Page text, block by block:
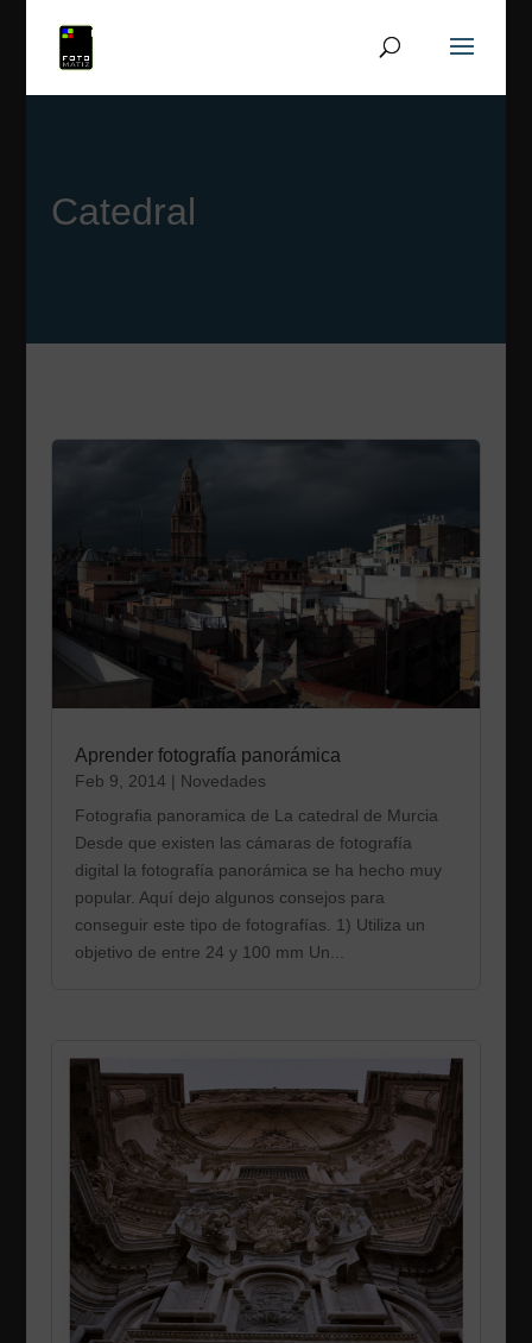
Catedral
Aprender fotografía panorámica
Feb 9, 2014 | Novedades
Fotografia panoramica de La catedral de Murcia
Desde que existen las cámaras de fotografía
digital la fotografía panorámica se ha hecho muy
popular. Aquí dejo algunos consejos para
conseguir este tipo de fotografías. 1) Utiliza un
objetivo de entre 24 y 100 mm Un...